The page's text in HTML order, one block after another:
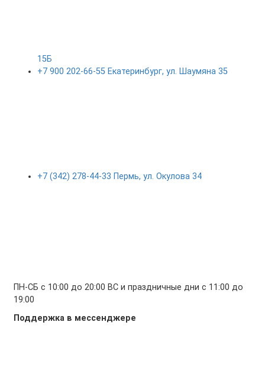
15Б
+7 900 202-66-55 Екатеринбург, ул. Шаумяна 35
+7 (342) 278-44-33 Пермь, ул. Окулова 34
ПН-СБ с 10:00 до 20:00 ВС и праздничные дни с 11:00 до
19:00
Поддержка в мессенджере